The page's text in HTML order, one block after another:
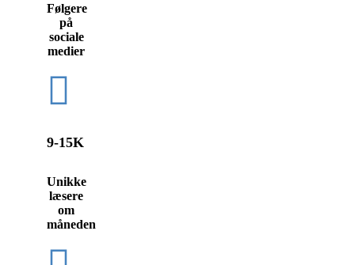
Følgere
på
sociale
medier
9-15K
Unikke
læsere
om
måneden